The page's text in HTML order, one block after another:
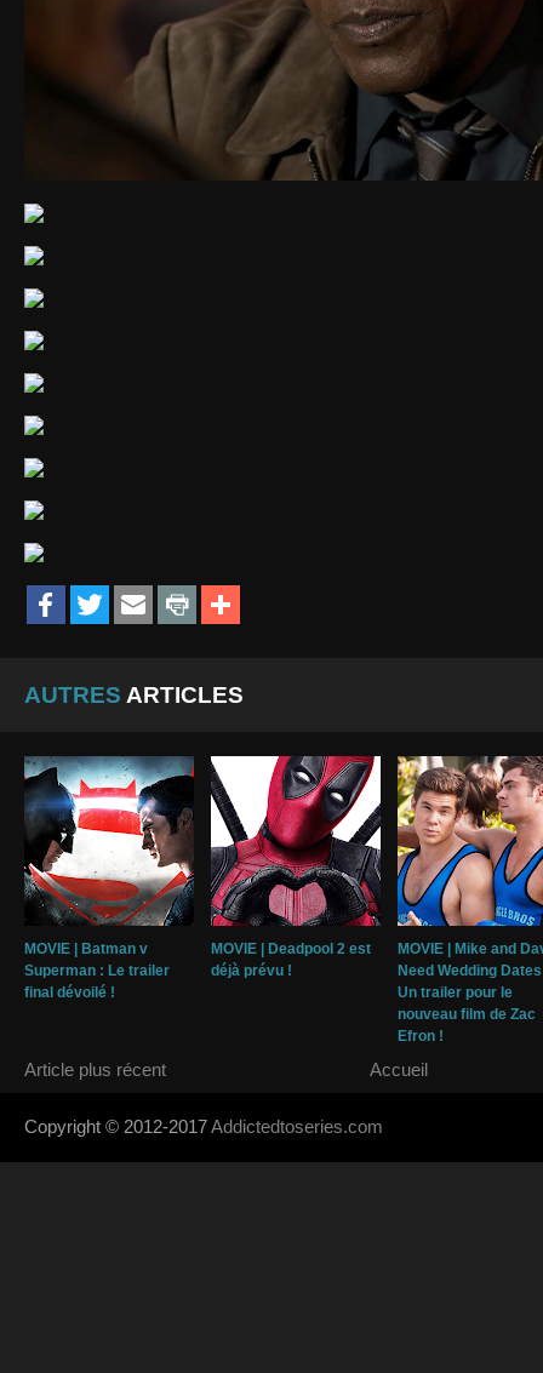
AUTRES ARTICLES
MOVIE | Batman v
Superman : Le trailer
final dévoilé !
MOVIE | Deadpool 2 est
déjà prévu !
MOVIE | Mike and
Need Wedding
Un trailer pour le
nouveau film de Zac
Efron !
Article plus récent Accueil
Copyright © 2012-2017Addictedtoseries.com